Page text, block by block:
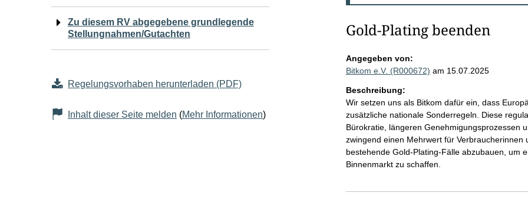
Seiteninhalt
Zu diesem RV abgegebene grundlegende
Stellungnahmen/Gutachten
Regelungsvorhaben herunterladen (PDF)
Inhalt dieser Seite melden (Mehr Informationen)
Gold-Plating beenden
Angegeben von:
Bitkom e.V. (R000672) am 15.07.2025
Beschreibung:
Wir setzen uns als Bitkom dafür ein, dass
zusätzliche nationale Sonderregeln. Diese
Bürokratie, längeren Genehmigungsprozessen
zwingend einen Mehrwert für
bestehende Gold-Plating-Fälle abzubauen, um
Binnenmarkt zu schaffen.